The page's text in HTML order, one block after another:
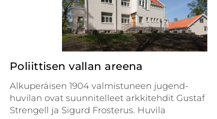
Poliittisen vallan areena
Alkuperäisen 1904 valmistuneen jugend-
huvilan ovat suunnitelleet arkkitehdit Gustaf
Strengell ja Sigurd Frosterus. Huvila